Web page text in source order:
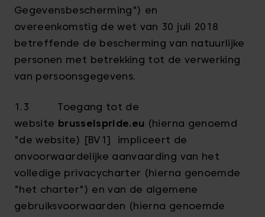
Gegevensbescherming") en
overeenkomstig de wet van 30 juli 2018
betreffende de bescherming van natuurlijke
personen met betrekking tot de verwerking
van persoonsgegevens.
1.3 Toegang tot de
website brusselspride.eu (hierna genoemd
"de website) [BV1] impliceert de
onvoorwaardelijke aanvaarding van het
volledige privacycharter (hierna genoemde
"het charter") en van de algemene
gebruiksvoorwaarden (hierna genoemde